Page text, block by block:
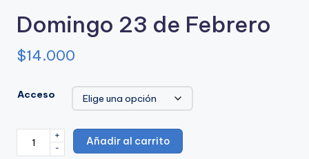
ti
c
o
n
t
u
Domingo 23 de Febrero
$14.000
Acceso
Domingo
-
+
Añadir al carrito